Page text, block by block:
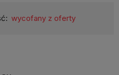
wycofany z oferty